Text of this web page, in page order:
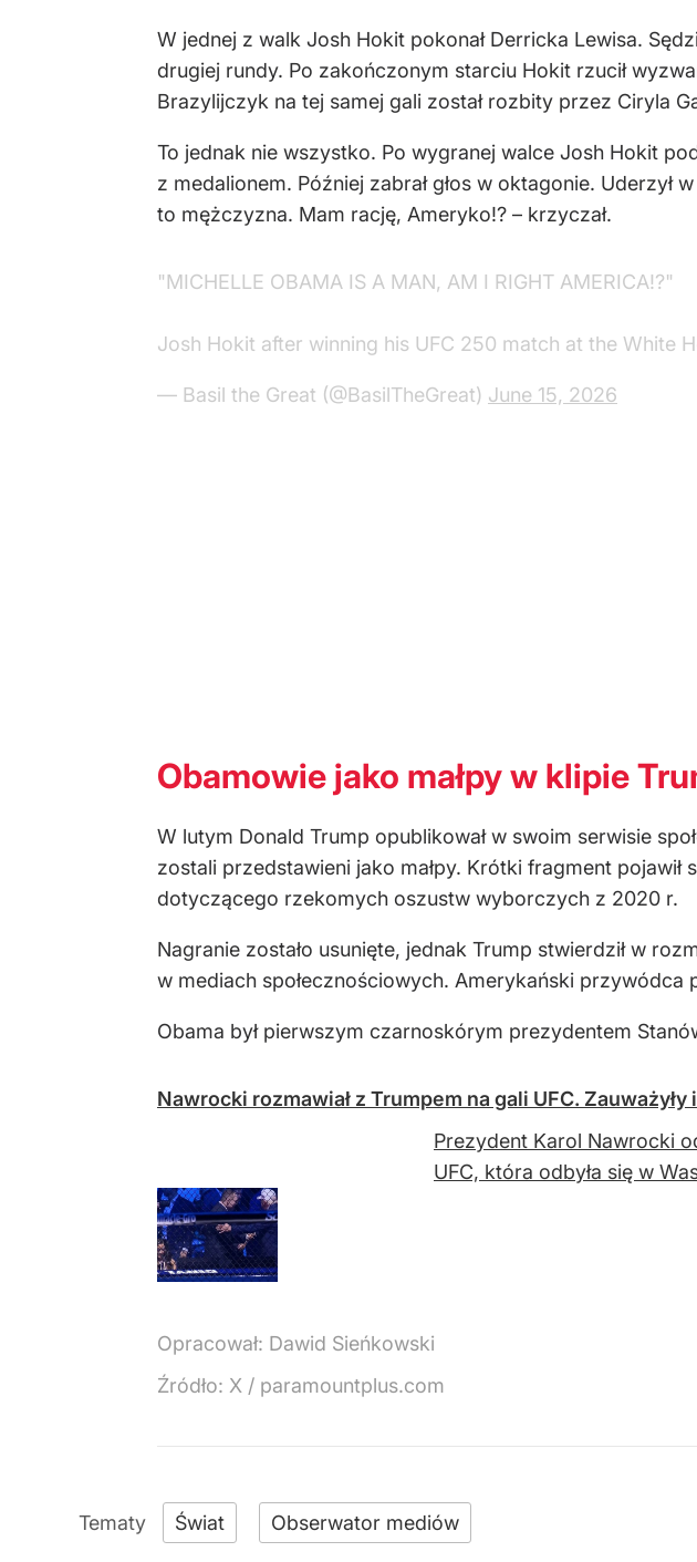
W jednej z walk Josh Hokit pokonał Derricka Lewisa.
drugiej rundy. Po zakończonym starciu Hokit rzucił
Brazylijczyk na tej samej gali został rozbity przez Ciryla
To jednak nie wszystko. Po wygranej walce Josh Hokit
z medalionem. Później zabrał głos w oktagonie.
to mężczyzna. Mam rację, Ameryko!? – krzyczał.
"MICHELLE OBAMA IS A MAN, AM I RIGHT AMERICA!?"
Josh Hokit after winning his UFC 250 match at the White
— Basil the Great (@BasilTheGreat) June 15, 2026
Obamowie jako małpy w klipie
W lutym Donald Trump opublikował w swoim serwisie
zostali przedstawieni jako małpy. Krótki fragment
dotyczącego rzekomych oszustw wyborczych z 2020 r.
Nagranie zostało usunięte, jednak Trump stwierdził w
w mediach społecznościowych. Amerykański przywódca
Obama był pierwszym czarnoskórym prezydentem
Nawrocki rozmawiał z Trumpem na gali UFC. Zauważyły
Prezydent Karol Nawrocki
UFC, która odbyła się w
Opracował: Dawid Sieńkowski
Źródło: X / paramountplus.com
Świat Obserwator mediów